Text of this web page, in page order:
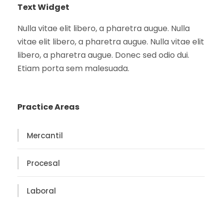
Text Widget
Nulla vitae elit libero, a pharetra augue. Nulla
vitae elit libero, a pharetra augue. Nulla vitae elit
libero, a pharetra augue. Donec sed odio dui.
Etiam porta sem malesuada.
Practice Areas
Mercantil
Procesal
Laboral